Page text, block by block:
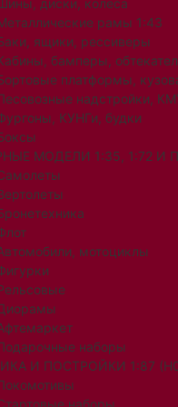
диски, колеса
рамы 1:43
ящики, рессиверы
бамперы,
платформы,
надстройки,
КУНГи, будки
МОДЕЛИ 1:35, 1:72 И
мотоциклы
наборы
И ПОСТРОЙКИ 1:87
наборы